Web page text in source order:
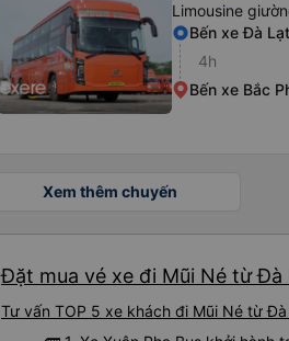
Limousine
Bến xe Đà Lạt
4h
Bến xe Bắc
Xem thêm chuyến
Đặt mua vé xe đi Mũi Né từ
Tư vấn TOP 5 xe khách đi Mũi Né từ